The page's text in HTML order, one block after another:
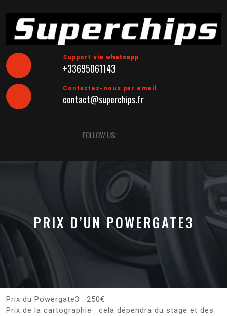
content
Support via whatsapp
+33695061143
Contactez-nous par email
contact@superchips.fr
Button
FOLLOW US:
PRIX D’UN POWERGATE3
Prix du Powergate3 : 250€
Prix de la cartographie : cela dépendra du stage et des